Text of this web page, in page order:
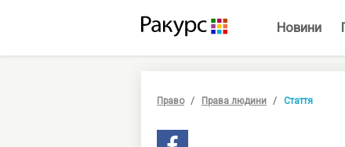
Новини
Право Права людини Стаття